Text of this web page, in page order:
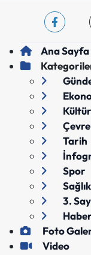
Ana Sayfa
Çevre
Tarih
Spor
Sağlık
3.
Foto
Video